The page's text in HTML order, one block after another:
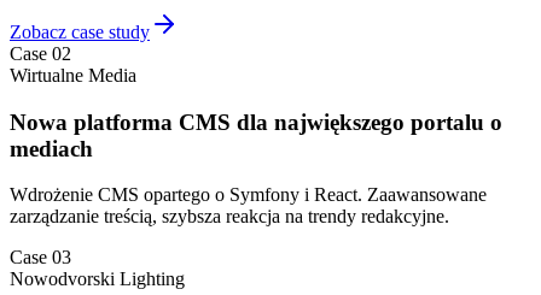
Zobacz case study
Case 02
Wirtualne Media
Nowa platforma CMS dla największego portalu o
mediach
Wdrożenie CMS opartego o Symfony i React. Zaawansowane
zarządzanie treścią, szybsza reakcja na trendy redakcyjne.
Case 03
Nowodvorski Lighting